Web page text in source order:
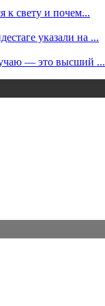
к свету и почем...
указали на ...
— это высший ...